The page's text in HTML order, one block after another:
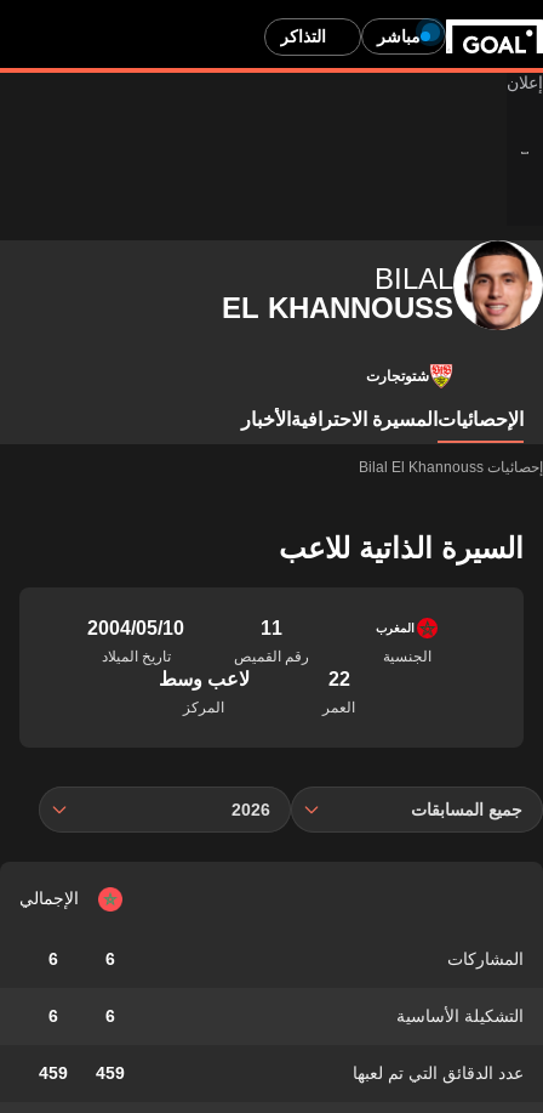
مباشر التذاكر
BILAL
EL KHANNOUSS
شتوتجارت
الإحصائيات المسيرة الاحترافية الأخبار
إحصائيات Bilal El Khannouss
السيرة الذاتية للاعب
المغرب
الجنسية
11
رقم القميص
10‏/05‏/2004
تاريخ الميلاد
22
العمر
لاعب وسط
المركز
جميع المسابقات 2026
الإجمالي
المشاركات 6
6
التشكيلة الأساسية 6
6
عدد الدقائق التي تم لعبها 459
459